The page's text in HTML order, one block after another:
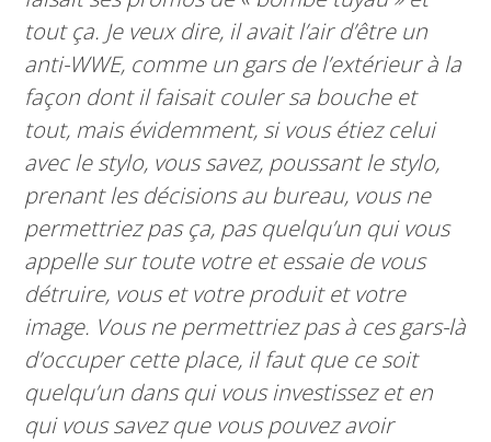
tout ça. Je veux dire, il avait l’air d’être un
anti-WWE, comme un gars de l’extérieur à la
façon dont il faisait couler sa bouche et
tout, mais évidemment, si vous étiez celui
avec le stylo, vous savez, poussant le stylo,
prenant les décisions au bureau, vous ne
permettriez pas ça, pas quelqu’un qui vous
appelle sur toute votre et essaie de vous
détruire, vous et votre produit et votre
image. Vous ne permettriez pas à ces gars-là
d’occuper cette place, il faut que ce soit
quelqu’un dans qui vous investissez et en
qui vous savez que vous pouvez avoir